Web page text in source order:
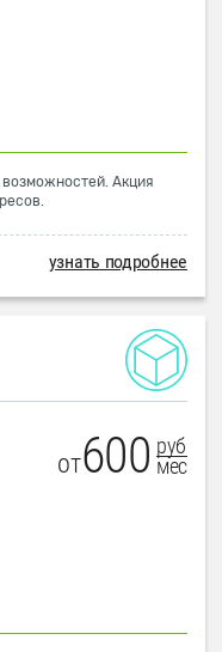
возможностей. Акция
узнать подробнее
от600 руб
мес